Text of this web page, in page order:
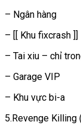
– Ngân hàng
– [[ Khu fixcrash ]]
– Tai xiu – chỉ
– Garage VIP
– Khu vực bi-a
5.Revenge Killing